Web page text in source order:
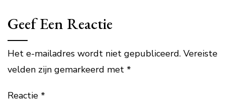
Geef Een Reactie
Het e-mailadres wordt niet gepubliceerd. Vereiste
velden zijn gemarkeerd met *
Reactie *